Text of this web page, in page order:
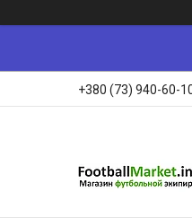
+380 (73) 940-60-